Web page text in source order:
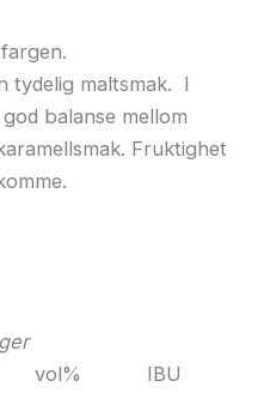
tydelig maltsmak. I
balanse mellom
Fruktighet
IBU